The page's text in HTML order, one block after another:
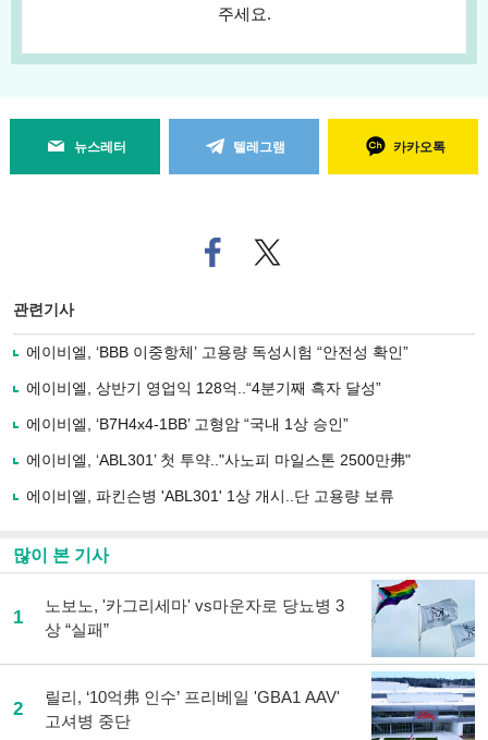
주세요.
뉴스레터 텔레그램 카카오톡
페
이
로
기
사
유
기
트위
터로
관련기사
에이비엘, ‘BBB 이중항체’ 고용량 독성시험 “안전성 확인”
에이비엘, 상반기 영업익 128억..“4분기째 흑자 달성”
에이비엘, ‘B7H4x4-1BB’ 고형암 “국내 1상 승인”
에이비엘, ‘ABL301’ 첫 투약.."사노피 마일스톤 2500만弗"
에이비엘, 파킨슨병 'ABL301' 1상 개시..단 고용량 보류
많이 본 기사
1
노보노, '카그리세마' vs마운자로 당뇨병 3
상 “실패”
2
릴리, ‘10억弗 인수’ 프리베일 'GBA1 AAV'
고셔병 중단